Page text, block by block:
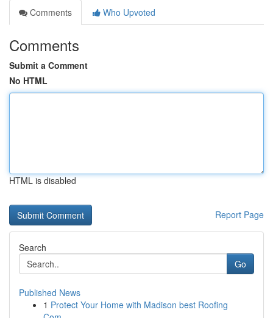
Comments
Who Upvoted
Comments
Submit a Comment
No HTML
HTML is disabled
Report Page
Search
Go
Published News
1 Protect Your Home with Madison best Roofing